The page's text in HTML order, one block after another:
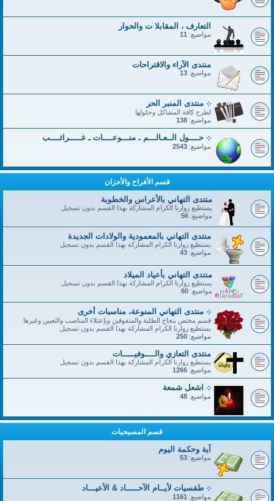
التعارف ، المقابلا ت والحوار
مواضيع: 11
منتدى الآراء والاقتراحات
مواضيع: 13
܀ منتدى المنبر الحر
لطرح كافة المشاكل وحلولها
مواضيع: 138
܀ حــــول الــعـالـــم ـ منـــوعــــات ـ غـــــرائــــب
مواضيع: 2543
قسم الأفراح والأحزان
منتدى التهاني بالأعراس والخطوبة
يستطيع زوارنا الكرام المشاركة بهذا القسم بدون تسجيل
مواضيع: 56
منتدى التهاني بالمعمودية والولادات الجديدة
يستطيع زوارنا الكرام المشاركة بهذا القسم بدون تسجيل
مواضيع: 43
منتدى التهاني بأعياد الميلاد
يستطيع زوارنا الكرام المشاركة بهذا القسم بدون تسجيل
مواضيع: 60
܀ منتدى التهاني المنوعة، مناسبات أخرى
قسم مختص بنجاح الطلبة والمتفوقين وبإعتلاء المناصب والتعيين وغيرها
يستطيع زوارنا الكرام المشاركة بهذا القسم بدون تسجيل
مواضيع: 250
منتدى التعازي والــــوفيـــــات
يستطيع زوارنا الكرام المشاركة بهذا القسم بدون تسجيل
مواضيع: 1266
܀ اشعل شمعة
مواضيع: 48
قسم المسيحيات
آية وحكمة اليوم
مواضيع: 53
܀ طقسيات لأيــام الآحـــــاد & الأعيـــاد
مواضيع: 1161